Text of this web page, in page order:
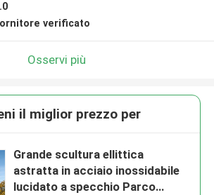
verificato
Osservi più
il miglior prezzo per
Grande scultura ellittica
astratta in acciaio inossidabile
lucidato a specchio Parco